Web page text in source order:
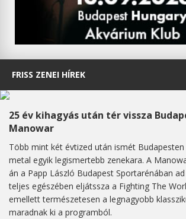
FRISS ZENEI HÍREK
25 év kihagyás után tér vissza
Manowar
Több mint két évtized után ismét
metal egyik legismertebb zenekara. A
án a Papp László Budapest Sportarénában
teljes egészében eljátssza a Fighting The
emellett természetesen a legnagyobb
maradnak ki a programból.